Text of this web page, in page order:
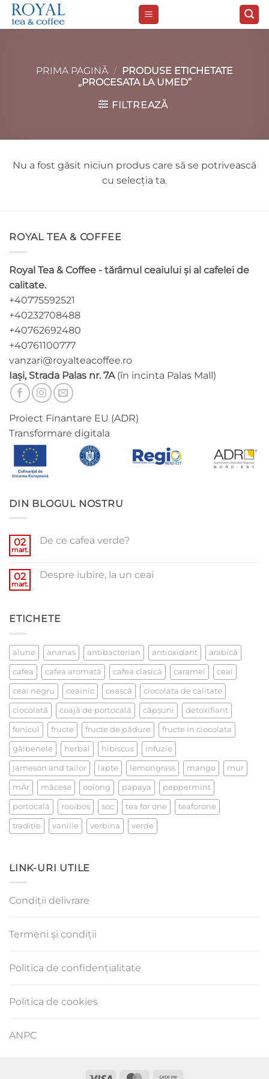
Skip
PRIMA PAGINĂ / PRODUSE ETICHETATE
„PROCESATA LA UMED”
FILTREAZĂ
Nu a fost găsit niciun produs care să se potrivească
cu selecția ta.
ROYAL TEA & COFFEE
Royal Tea & Coffee - tărâmul ceaiului și al cafelei de
calitate.
+40775592521
+40232708488
+40762692480
+40761100777
vanzari@royalteacoffee.ro
Iași, Strada Palas nr. 7A(în incinta Palas Mall)
Proiect Finantare EU (ADR)
Transformare digitala
DIN BLOGUL NOSTRU
02
mart.
De ce cafea verde?
De
02
mart.
Despre iubire, la un ceai
iubire,
ETICHETE
alune ananas antibacterian antioxidant arabică
cafea cafea aromată cafea clasică caramel ceai
ceai negru ceainic ceaşcă ciocolata de calitate
ciocolată coajă de portocală căpşuni detoxifiant
fenicul fructe fructe de pădure fructe in ciocolata
gălbenele herbal hibiscus infuzie
jameson and tailor lapte lemongrass mango mur
mÄr măceşe oolong papaya peppermint
portocală rooibos soc tea for one teaforone
tradiţie vanilie verbina verde
LINK-URI UTILE
Condiții delivrare
Termeni și condiții
Politica de confidențialitate
Politica de cookies
ANPC